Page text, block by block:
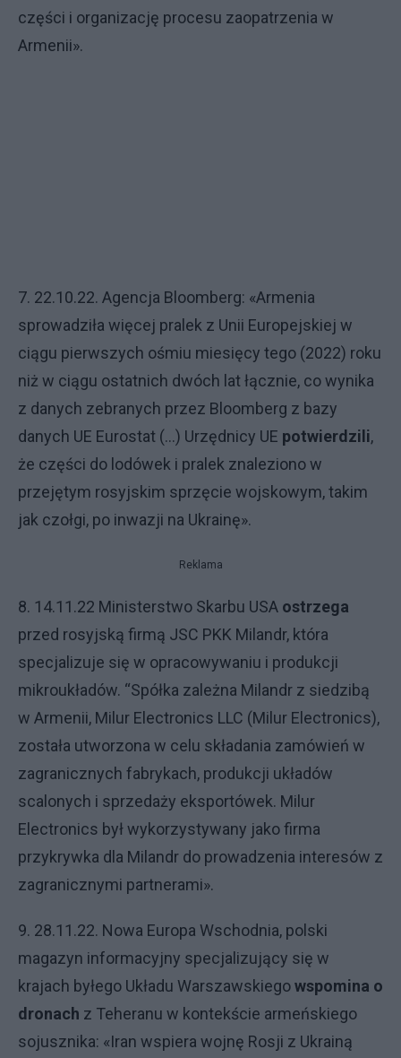
części i organizację procesu zaopatrzenia w
Armenii».
7. 22.10.22. Agencja Bloomberg: «Armenia
sprowadziła więcej pralek z Unii Europejskiej w
ciągu pierwszych ośmiu miesięcy tego (2022) roku
niż w ciągu ostatnich dwóch lat łącznie, co wynika
z danych zebranych przez Bloomberg z bazy
danych UE Eurostat (…) Urzędnicy UE potwierdzili,
że części do lodówek i pralek znaleziono w
przejętym rosyjskim sprzęcie wojskowym, takim
jak czołgi, po inwazji na Ukrainę».
Reklama
8. 14.11.22 Ministerstwo Skarbu USA ostrzega
przed rosyjską firmą JSC PKK Milandr, która
specjalizuje się w opracowywaniu i produkcji
mikroukładów. “Spółka zależna Milandr z siedzibą
w Armenii, Milur Electronics LLC (Milur Electronics),
została utworzona w celu składania zamówień w
zagranicznych fabrykach, produkcji układów
scalonych i sprzedaży eksportówek. Milur
Electronics był wykorzystywany jako firma
przykrywka dla Milandr do prowadzenia interesów z
zagranicznymi partnerami».
9. 28.11.22. Nowa Europa Wschodnia, polski
magazyn informacyjny specjalizujący się w
krajach byłego Układu Warszawskiegowspomina o
dronach z Teheranu w kontekście armeńskiego
sojusznika: «Iran wspiera wojnę Rosji z Ukrainą